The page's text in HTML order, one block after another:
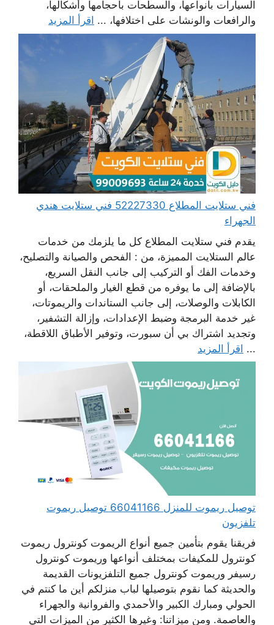
السيارات بأنواعها، والسطحات بأحجامها وأشكالها،
والرافعات والونشات على اختلافها، ... اقرأ المزيد
فني ستلايت المطلاع 52227330 فني ستلايت هندي
الجهراء
يقدم فني ستلايت المطلاع كل ما يلزمك من خدمات
عالم الستلايت المميزة، من : الفحص والصيانة والتصليح،
وخدمات الفك أو التركيب إلى جانب النقل السريع،
بالإضافة إلى ما يوفره من قطع الغيار والملحقات، أو
الكابلات والوصلات، إلى جانب الستاندات والريموتات،
غير خدمة البرمجة وضبط الإعدادات، وإزالة التشفير،
وتجديد اشتراك بي أن سبورت، وتوفير الأطباق اللاقطة،
... اقرأ المزيد
توصيل ريموت للمنزل 66041166 توصيل ريموت
تلفزيون
فريقنا يقوم بتأمين جميع أنواع الريموت كونترول ريموت
كونترول للمكيفات بمختلف أنواعها وريموت كونترول
رسيفر وريموت كونترول جميع التلفزيونات القديمة
والحديثة كما نقوم بتوصيلها لباب منزلكم أين ما كنتم في
الحولي ومبارك الكبير والأحمدي والفروانية والجهراء
والعاصمة. ومن ميزاتنا: وغيرها الكثير من الميزات التي